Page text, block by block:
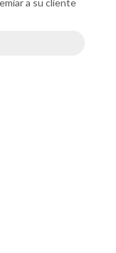
a su cliente